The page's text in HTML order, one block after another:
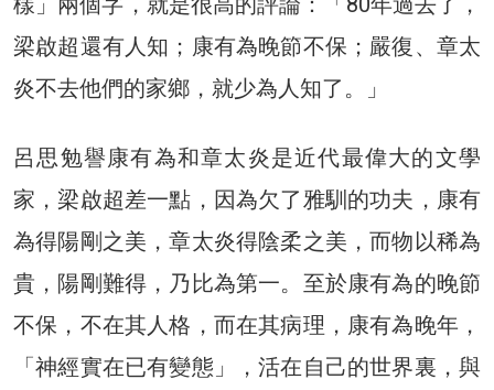
梁啟超還有人知；康有為晚節不保；嚴復、章太
炎不去他們的家鄉，就少為人知了。」
呂思勉譽康有為和章太炎是近代最偉大的文學
家，梁啟超差一點，因為欠了雅馴的功夫，康有
為得陽剛之美，章太炎得陰柔之美，而物以稀為
貴，陽剛難得，乃比為第一。至於康有為的晚節
不保，不在其人格，而在其病理，康有為晚年，
「神經實在已有變態」，活在自己的世界裏，與